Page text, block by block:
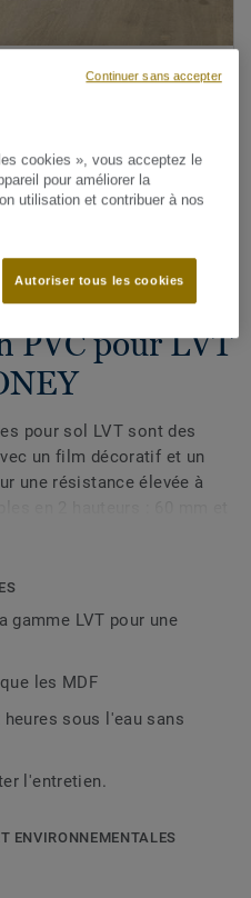
Voir tous les décors (175)
PVC pour LVT
pour sol LVT sont des
un film décoratif et un
une résistance élevée à
des couleurs coordonnées
tous nos revêtements
libre).
gamme LVT pour une
les MDF
sous l'eau sans
l'entretien.
ENVIRONNEMENTALES
cookies », vous acceptez le
pour améliorer la
utilisation et contribuer à nos
Autoriser tous les cookies
Continuer sans accepter